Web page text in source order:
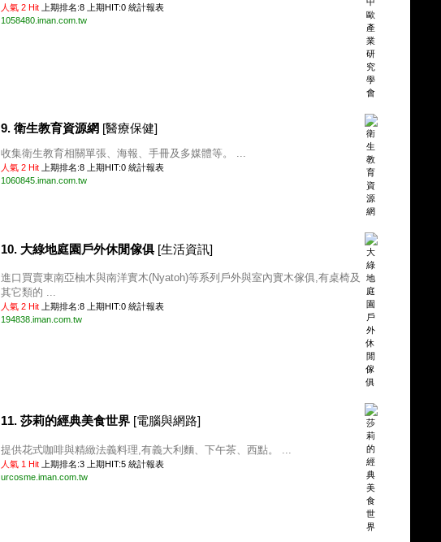
人氣 2 Hit 上期排名:8 上期HIT:0 統計報表
1058480.iman.com.tw
9. 衛生教育資源網 [醫療保健]
收集衛生教育相關單張、海報、手冊及多媒體等。 ...
人氣 2 Hit 上期排名:8 上期HIT:0 統計報表
1060845.iman.com.tw
10. 大綠地庭園戶外休閒傢俱 [生活資訊]
進口買賣東南亞柚木與南洋實木(Nyatoh)等系列戶外與室內實木傢俱,有桌椅及
其它類的 ...
人氣 2 Hit 上期排名:8 上期HIT:0 統計報表
194838.iman.com.tw
11. 莎莉的經典美食世界 [電腦與網路]
提供花式咖啡與精緻法義料理,有義大利麵、下午茶、西點。 ...
人氣 1 Hit 上期排名:3 上期HIT:5 統計報表
urcosme.iman.com.tw